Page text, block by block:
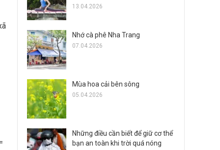
13.04.2026
Nhớ cà phê Nha Trang
07.04.2026
Mùa hoa cải bên sông
05.04.2026
Những điều cần biết để giữ cơ thể
bạn an toàn khi trời quá nóng